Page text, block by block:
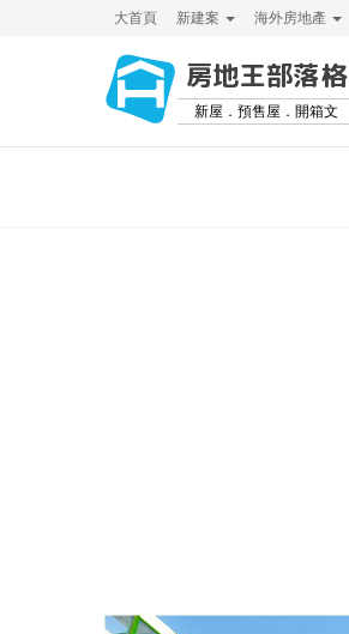
大首頁 新建案 海外房地產
房地王部落格
新屋．預售屋．開箱文